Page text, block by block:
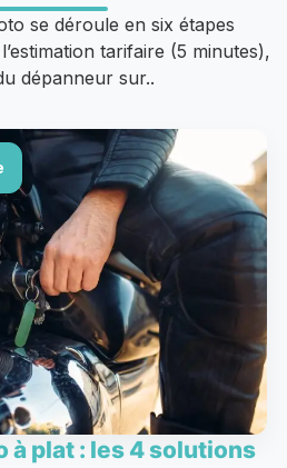
se déroule en six étapes
tarifaire (5 minutes),
dépanneur sur..
à plat : les 4 solutions